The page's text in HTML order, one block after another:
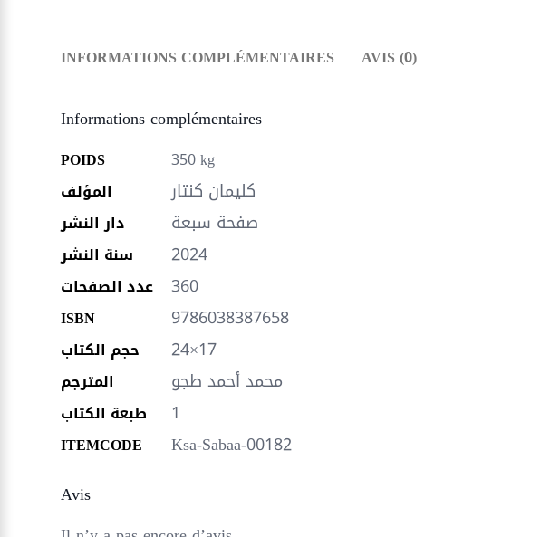
INFORMATIONS COMPLÉMENTAIRES AVIS (0)
Informations complémentaires
POIDS
350 kg
المؤلف
كليمان كنتار
دار النشر صفحة سبعة
سنة النشر 2024
عدد الصفحات 360
ISBN 9786038387658
حجم الكتاب 24×17
المترجم محمد أحمد طجو
طبعة الكتاب 1
ITEMCODE
Ksa-Sabaa-00182
Avis